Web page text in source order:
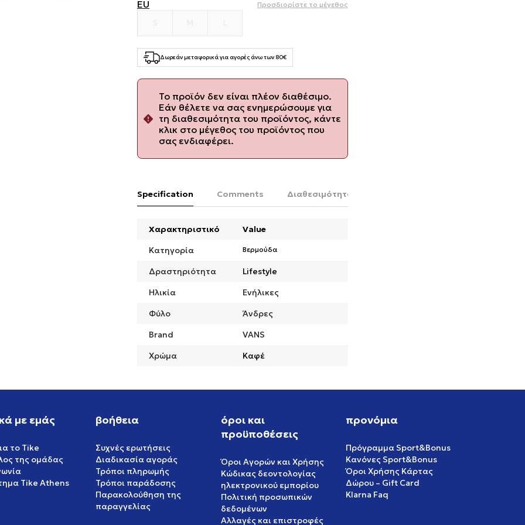
EU Προσδιορίστε το μέγεθος
Δωρεάν μεταφορικά για αγορές άνω των 80€
Το προϊόν δεν είναι πλέον διαθέσιμο.
Εάν θέλετε να σας ενημερώσουμε για
τη διαθεσιμότητα του προϊόντος, κάντε
κλικ στο μέγεθος του προϊόντος που
σας ενδιαφέρει.
Specification Comments Διαθεσιμότητα στο κατάστημα
Χαρακτηριστικό
Value
Κατηγορία
Βερμούδα
Δραστηριότητα
Lifestyle
Ηλικία
Ενήλικες
Φύλο
Άνδρες
Brand
VANS
Χρώμα
Καφέ
με εμάς
το Tike
της ομάδας
Tike Athens
βοήθεια
Συχνές ερωτήσεις
Διαδικασία αγοράς
Τρόποι πληρωμής
Τρόποι παράδοσης
Παρακολούθηση της
παραγγελίας
όροι και
προϋποθέσεις
Όροι Αγορών και Χρήσης
Κώδικας δεοντολογίας
ηλεκτρονικού εμπορίου
Πολιτική προσωπικών
δεδομένων
Αλλαγές και επιστροφές
προνόμια
Πρόγραμμα Sport&Bonus
Κανόνες Sport&Bonus
Όροι Χρήσης Κάρτας
Δώρου – Gift Card
Klarna Faq